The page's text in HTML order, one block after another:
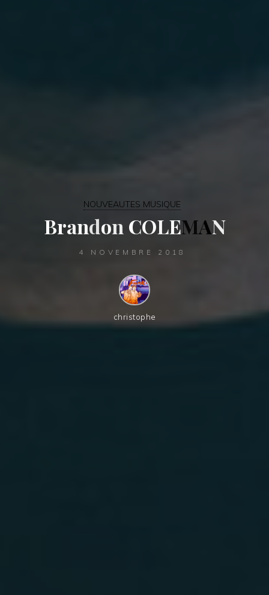
NOUVEAUTES MUSIQUE
Brandon COLEMAN
4 NOVEMBRE 2018
christophe